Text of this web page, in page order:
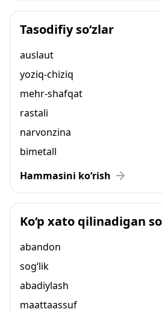
Tasodifiy so‘zlar
auslaut
yoziq-chiziq
mehr-shafqat
rastali
narvonzina
bimetall
Hammasini ko‘rish
Ko‘p xato qilinadigan
abandon
sog‘lik
abadiylash
maattaassuf